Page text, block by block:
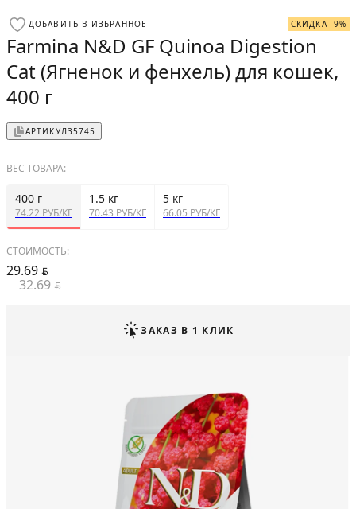
ДОБАВИТЬ В ИЗБРАННОЕ СКИДКА -9%
Farmina N&D GF Quinoa Digestion
Cat (Ягненок и фенхель) для кошек,
400 г
АРТИКУЛ35745
ВЕС ТОВАРА:
400 г
74.22 РУБ/КГ
1.5 кг
70.43 РУБ/КГ
5 кг
66.05 РУБ/КГ
СТОИМОСТЬ:
29.69 BYN
32.69 BYN
ЗАКАЗ В 1 КЛИК